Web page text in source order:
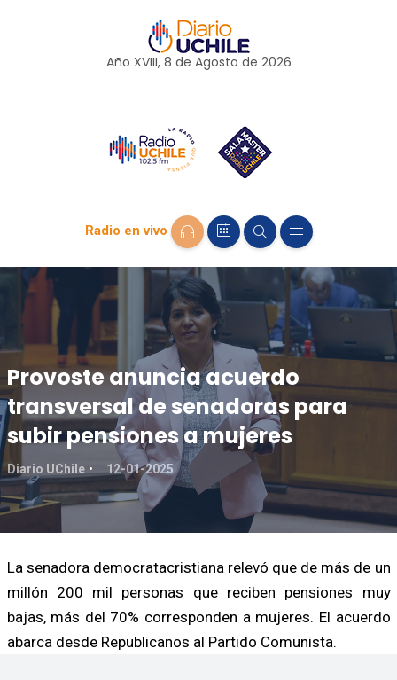
Año XVIII, 8 de Agosto de 2026
Radio en vivo
Provoste anuncia acuerdo
transversal de senadoras para
subir pensiones a mujeres
Diario UChile 12-01-2025
La senadora democratacristiana relevó que de más de un
millón 200 mil personas que reciben pensiones muy
bajas, más del 70% corresponden a mujeres. El acuerdo
abarca desde Republicanos al Partido Comunista.